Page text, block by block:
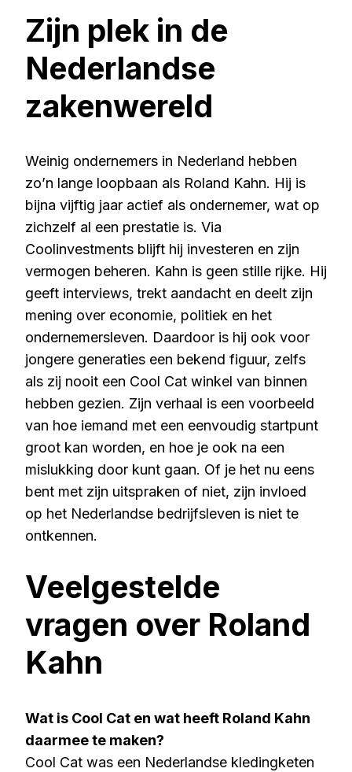
Zijn plek in de
Nederlandse
zakenwereld
Weinig ondernemers in Nederland hebben
zo’n lange loopbaan als Roland Kahn. Hij is
bijna vijftig jaar actief als ondernemer, wat op
zichzelf al een prestatie is. Via
Coolinvestments blijft hij investeren en zijn
vermogen beheren. Kahn is geen stille rijke. Hij
geeft interviews, trekt aandacht en deelt zijn
mening over economie, politiek en het
ondernemersleven. Daardoor is hij ook voor
jongere generaties een bekend figuur, zelfs
als zij nooit een Cool Cat winkel van binnen
hebben gezien. Zijn verhaal is een voorbeeld
van hoe iemand met een eenvoudig startpunt
groot kan worden, en hoe je ook na een
mislukking door kunt gaan. Of je het nu eens
bent met zijn uitspraken of niet, zijn invloed
op het Nederlandse bedrijfsleven is niet te
ontkennen.
Veelgestelde
vragen over Roland
Kahn
Wat is Cool Cat en wat heeft Roland Kahn
daarmee te maken?
Cool Cat was een Nederlandse kledingketen